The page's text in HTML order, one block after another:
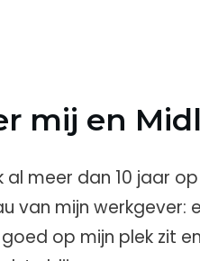
mij en
al meer dan 10 jaar
van mijn werkgever:
op mijn plek zit